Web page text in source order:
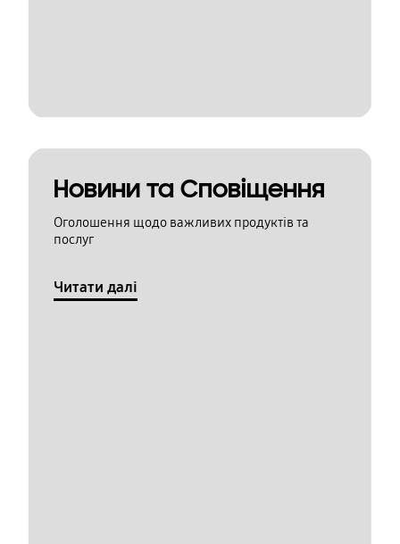
Новини та Сповіщення
Оголошення щодо важливих продуктів та
послуг
Читати далі